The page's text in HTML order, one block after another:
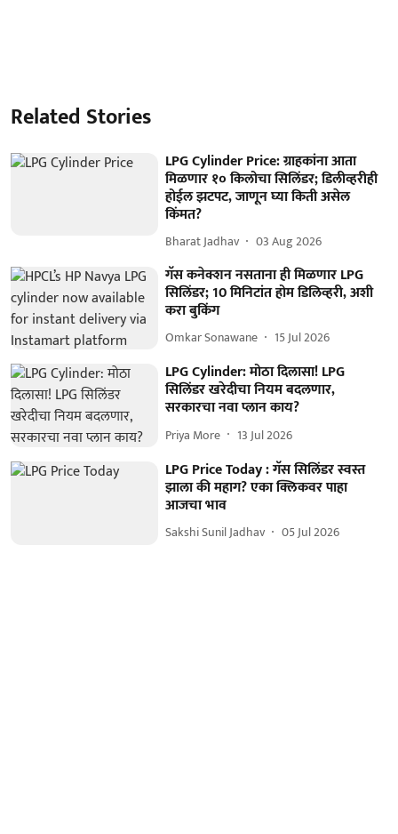
Related Stories
LPG Cylinder Price: ग्राहकांना आता
मिळणार १० किलोचा सिलिंडर; डिलीव्हरीही
होईल झटपट, जाणून घ्या किती असेल
किंमत?
Bharat Jadhav 03 Aug 2026
गॅस कनेक्शन नसताना ही मिळणार LPG
सिलिंडर; 10 मिनिटांत होम डिलिव्हरी, अशी
करा बुकिंग
Omkar Sonawane 15 Jul 2026
LPG Cylinder: मोठा दिलासा! LPG
सिलिंडर खरेदीचा नियम बदलणार,
सरकारचा नवा प्लान काय?
Priya More 13 Jul 2026
LPG Price Today : गॅस सिलिंडर स्वस्त
झाला की महाग? एका क्लिकवर पाहा
आजचा भाव
Sakshi Sunil Jadhav 05 Jul 2026